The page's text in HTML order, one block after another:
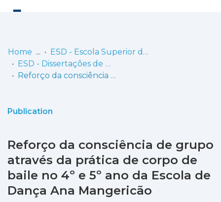
Communities
Statistics
Home
ESD - Escola Superior de Dança
ESD - Dissertações de Mestrado
Reforço da consciência de grupo através da prática de corpo de baile no 4º e 5º ano da Escola de Dança Ana Mangericão
Publication
Reforço da consciência de grupo
através da prática de corpo de
baile no 4º e 5º ano da Escola de
Dança Ana Mangericão